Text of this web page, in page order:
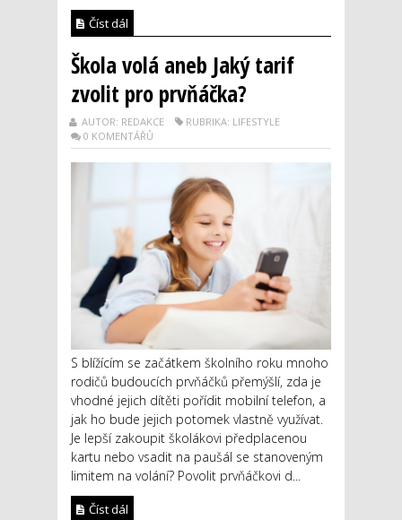
Číst dál
Škola volá aneb Jaký tarif
zvolit pro prvňáčka?
AUTOR: REDAKCE
RUBRIKA: LIFESTYLE
0 KOMENTÁŘŮ
S blížícím se začátkem školního roku mnoho
rodičů budoucích prvňáčků přemýšlí, zda je
vhodné jejich dítěti pořídit mobilní telefon, a
jak ho bude jejich potomek vlastně využívat.
Je lepší zakoupit školákovi předplacenou
kartu nebo vsadit na paušál se stanoveným
limitem na volání? Povolit prvňáčkovi d...
Číst dál